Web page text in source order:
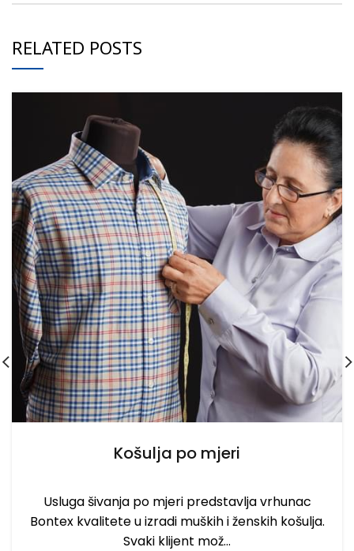
RELATED POSTS
Košulja po mjeri
Usluga šivanja po mjeri predstavlja vrhunac
Bontex kvalitete u izradi muških i ženskih košulja.
Svaki klijent mož...